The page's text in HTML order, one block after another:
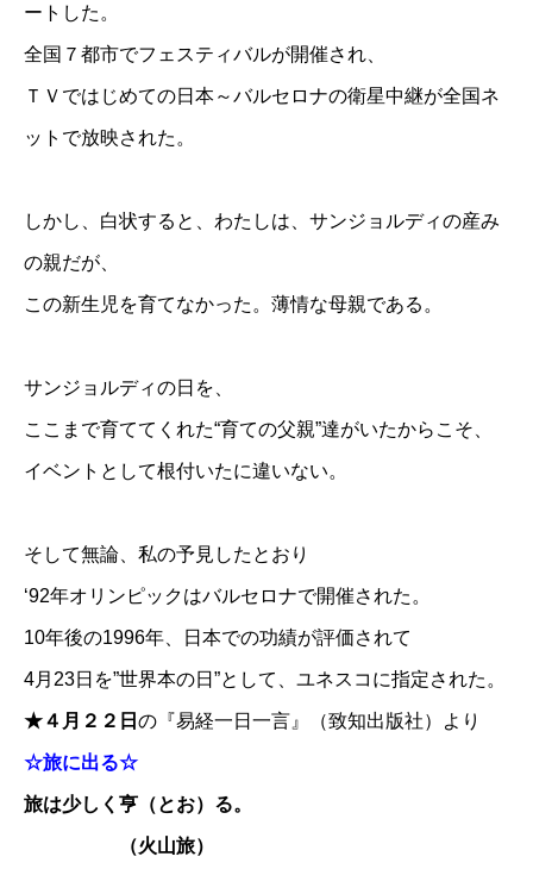
ートした。
全国７都市でフェスティバルが開催され、
ＴＶではじめての日本～バルセロナの衛星中継が全国ネ
ットで放映された。
しかし、白状すると、わたしは、サンジョルディの産み
の親だが、
この新生児を育てなかった。薄情な母親である。
サンジョルディの日を、
ここまで育ててくれた“育ての父親”達がいたからこそ、
イベントとして根付いたに違いない。
そして無論、私の予見したとおり
‘92年オリンピックはバルセロナで開催された。
10年後の1996年、日本での功績が評価されて
4月23日を”世界本の日”として、ユネスコに指定された。
★４月２２日 の『易経一日一言』（致知出版社）より
☆旅に出る☆
旅は少しく亨（とお）る。
（火山旅）